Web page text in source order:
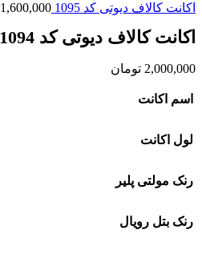
اکانت کالاف دیوتی کد 1095 1,600,000
اکانت کالاف دیوتی کد 1094
2,000,000 تومان
اسم اکانت
لول اکانت
رنک مولتی پلیر
رنک بتل رویال